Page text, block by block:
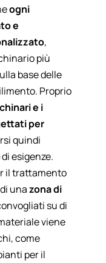
ogni
e
,
più
base delle
Proprio
e i
per
quindi
esigenze.
il trattamento
unazona di
su di
viene
come
per il